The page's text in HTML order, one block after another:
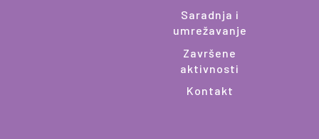
Saradnja i
umrežavanje
Završene
aktivnosti
Kontakt